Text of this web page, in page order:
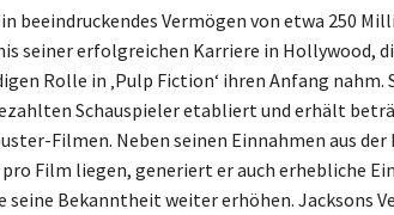
beeindruckendes Vermögen von etwa 250
seiner erfolgreichen Karriere in Hollywood,
Rolle in ‚Pulp Fiction‘ ihren Anfang nahm.
Schauspieler etabliert und erhält
Filmen. Neben seinen Einnahmen aus der
Film liegen, generiert er auch erhebliche
seine Bekanntheit weiter erhöhen. Jacksons